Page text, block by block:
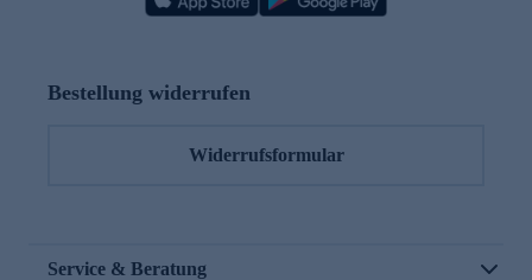
Bestellung widerrufen
Widerrufsformular
Service & Beratung